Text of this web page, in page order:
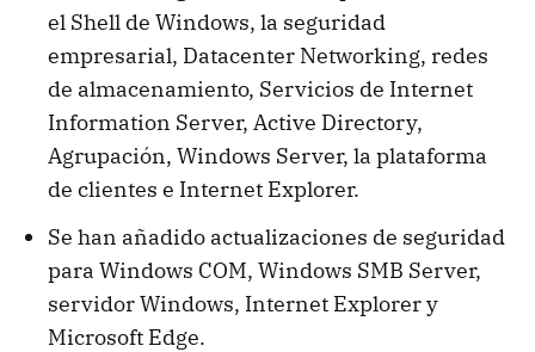
el Shell de Windows, la seguridad
empresarial, Datacenter Networking, redes
de almacenamiento, Servicios de Internet
Information Server, Active Directory,
Agrupación, Windows Server, la plataforma
de clientes e Internet Explorer.
Se han añadido actualizaciones de seguridad
para Windows COM, Windows SMB Server,
servidor Windows, Internet Explorer y
Microsoft Edge.